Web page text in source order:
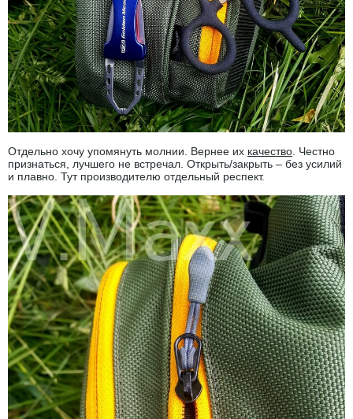
Отдельно хочу упомянуть молнии. Вернее их качество. Честно
признаться, лучшего не встречал. Открыть/закрыть – без усилий
и плавно. Тут производителю отдельный респект.